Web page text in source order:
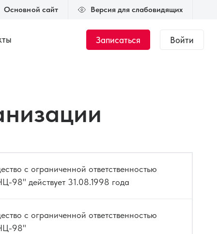
Основной сайт Версия для слабовидящих
медицинской оптике
₽
контактной
коррекции
Подбор очковой
Записаться Войти
с ограниченной ответственностью
98" действует 31.08.1998 года
с ограниченной ответственностью
98"